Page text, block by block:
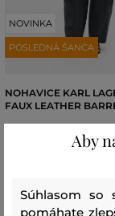
NOVINKA
POSLEDNÁ ŠANCA
NOHAVICE KARL
FAUX LEATHER
Aby
Súhlasom so
pomáhate